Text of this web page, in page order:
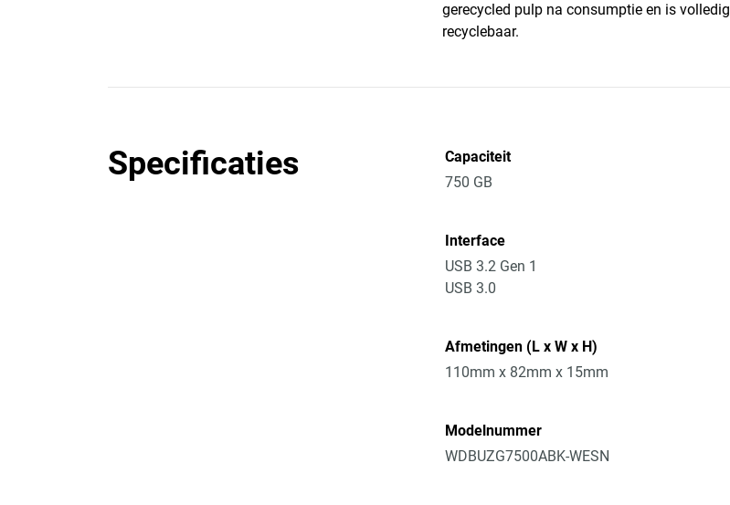
gerecycled pulp na consumptie en is volledig
recyclebaar.
Specificaties
Capaciteit
750 GB
Interface
USB 3.2 Gen 1
USB 3.0
Afmetingen (L x W x H)
110mm x 82mm x 15mm
Modelnummer
WDBUZG7500ABK-WESN